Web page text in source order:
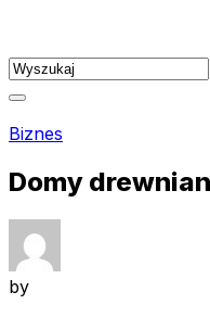
content
Biznes
Domy
by